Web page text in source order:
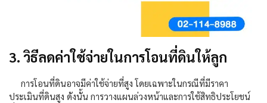
3. วิธีลดค่าใช้จ่ายในการโอนที่ดินให้ลูก
การโอนที่ดินอาจมีค่าใช้จ่ายที่สูง โดยเฉพาะในกรณีที่มีราคา
ประเมินที่ดินสูง ดังนั้น การวางแผนล่วงหน้าและการใช้สิทธิประโยชน์